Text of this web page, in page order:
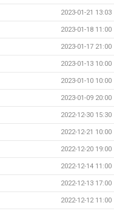
2023-01-21 13:03
2023-01-18 11:00
2023-01-17 21:00
2023-01-13 10:00
2023-01-10 10:00
2023-01-09 20:00
2022-12-30 15:30
2022-12-21 10:00
2022-12-20 19:00
2022-12-14 11:00
2022-12-13 17:00
2022-12-12 11:00